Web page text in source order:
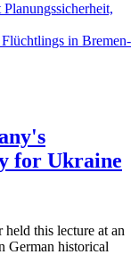
in Bremen-
for Ukraine
this lecture at an
German historical